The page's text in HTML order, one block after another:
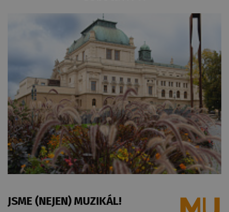
JSME (NEJEN) MUZIKÁL!